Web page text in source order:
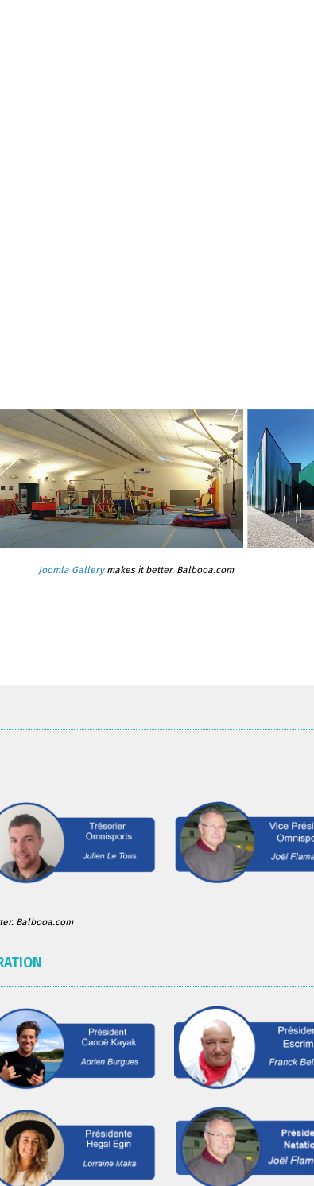
Joomla Gallerymakes it better. Balbooa.com
Balbooa.com